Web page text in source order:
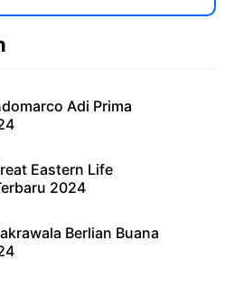
Adi Prima
Eastern Life
2024
Berlian Buana